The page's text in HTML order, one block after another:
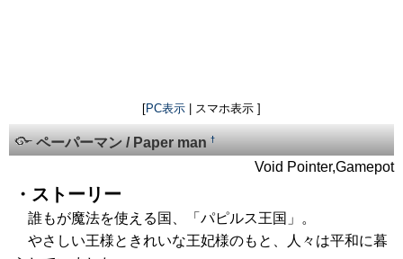
[PC表示 | スマホ表示 ]
ペーパーマン / Paper man†
Void Pointer,Gamepot
・ストーリー
誰もが魔法を使える国、「パピルス王国」。
やさしい王様ときれいな王妃様のもと、人々は平和に暮